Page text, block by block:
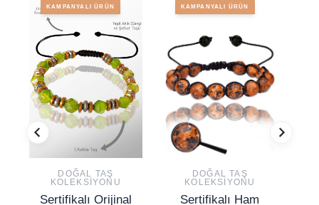
KAMPANYALI ÜRÜN
DOĞAL TAŞ
KOLEKSIYONU
Sertifikalı Orijinal
KAMPANYALI ÜRÜN
DOĞAL TAŞ
KOLEKSIYONU
Sertifikalı Ham